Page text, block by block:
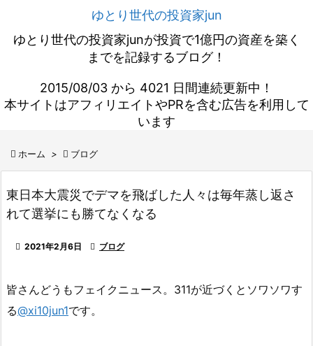
ゆとり世代の投資家jun
ゆとり世代の投資家junが投資で1億円の資産を築く
までを記録するブログ！
2015/08/03 から 4021 日間連続更新中！
本サイトはアフィリエイトやPRを含む広告を利用して
います
 ホーム >  ブログ
東日本大震災でデマを飛ばした人々は毎年蒸し返さ
れて選挙にも勝てなくなる
 2021年2月6日  ブログ
皆さんどうもフェイクニュース。311が近づくとソワソワす
る@xi10jun1です。